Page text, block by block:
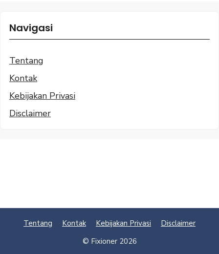
Navigasi
Tentang
Kontak
Kebijakan Privasi
Disclaimer
Tentang Kontak Kebijakan Privasi
Disclaimer
© Fixioner 2026